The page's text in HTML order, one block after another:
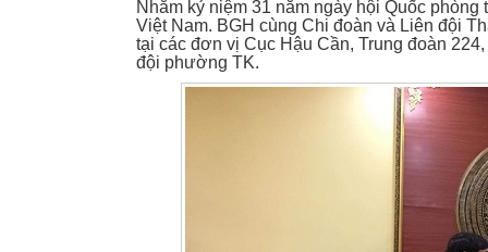
Nhằm kỷ niệm 31 năm ngày hội Quốc
Việt Nam. BGH cùng Chi đoàn và Liên đội
tại các đơn vị Cục Hậu Cần, Trung đoàn
đội phường TK.